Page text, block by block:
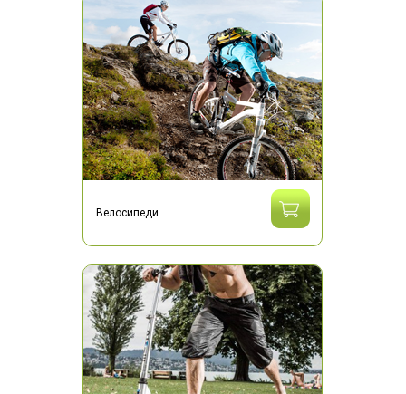
Велосипеди